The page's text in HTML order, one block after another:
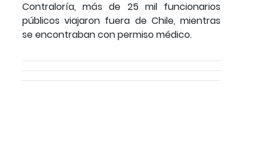
Contraloría, más de 25 mil funcionarios
públicos viajaron fuera de Chile, mientras
se encontraban con permiso médico.